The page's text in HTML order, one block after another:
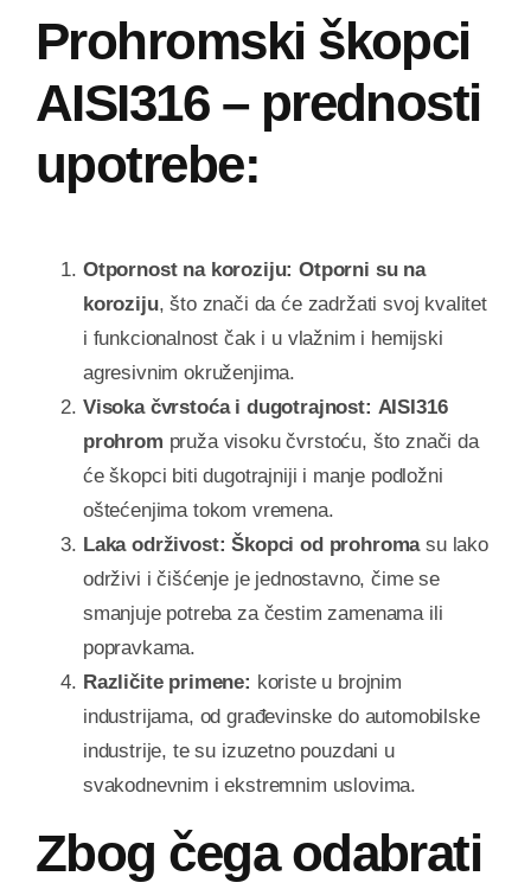
Prohromski škopci
AISI316 – prednosti
upotrebe:
Otpornost na koroziju: Otporni su na
koroziju, što znači da će zadržati svoj kvalitet
i funkcionalnost čak i u vlažnim i hemijski
agresivnim okruženjima.
Visoka čvrstoća i dugotrajnost: AISI316
prohrom pruža visoku čvrstoću, što znači da
će škopci biti dugotrajniji i manje podložni
oštećenjima tokom vremena.
Laka održivost: Škopci od prohromasu lako
održivi i čišćenje je jednostavno, čime se
smanjuje potreba za čestim zamenama ili
popravkama.
Različite primene: koriste u brojnim
industrijama, od građevinske do automobilske
industrije, te su izuzetno pouzdani u
svakodnevnim i ekstremnim uslovima.
Zbog čega odabrati